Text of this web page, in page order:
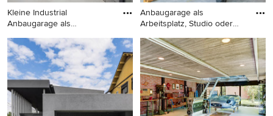
Kleine Industrial
Anbaugarage als
Kleine Industrial
Anbaugarage als
Arbeitsplatz, Studio oder
Werkraum in Osaka
Anbaugarage als
Arbeitsplatz, Studio oder
Anbaugarage als
Arbeitsplatz, Studio oder
Werkraum in Sonstige